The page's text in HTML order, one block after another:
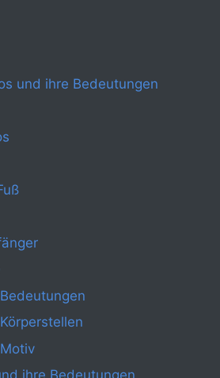
und ihre Bedeutungen
ihre Bedeutungen